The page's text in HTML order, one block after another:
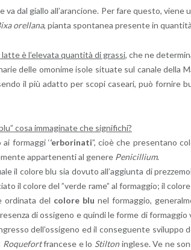
va dal gial­lo al­l’a­ran­cio­ne. Per fare que­sto,
orel­la­na, pian­ta spon­ta­nea pre­sen­te in
è l’e­le­va­ta quan­ti­tà di gras­si, che ne
delle omo­ni­me isole si­tua­te sul ca­na­le della
il più adat­to per scopi ca­sea­ri, può for­ni­re
cosa im­ma­gi­na­te che si­gni­fi­chi?
for­mag­gi ‘‘er­bo­ri­na­ti”, cioè che pre­sen­ta­no
ap­par­te­nen­ti al ge­ne­re Pe­ni­cil­lium.
il co­lo­re blu sia do­vu­to al­l’ag­giun­ta di
il co­lo­re del ”verde rame” al for­mag­gio; il
or­di­na­ta del co­lo­re blu nel for­mag­gio,
di os­si­ge­no e quin­di le forme di
del­l’os­si­ge­no ed il con­se­guen­te
Ro­que­fortfran­ce­se e lo Stil­ton in­gle­se. Ve ne